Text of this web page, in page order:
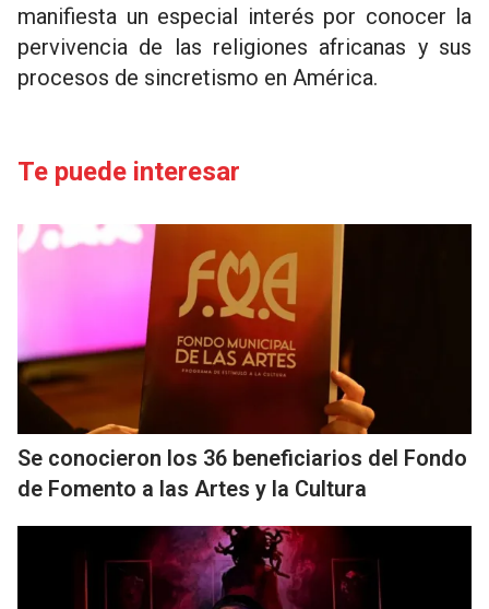
manifiesta un especial interés por conocer la
pervivencia de las religiones africanas y sus
procesos de sincretismo en América.
Te puede interesar
Se conocieron los 36 beneficiarios del Fondo
de Fomento a las Artes y la Cultura